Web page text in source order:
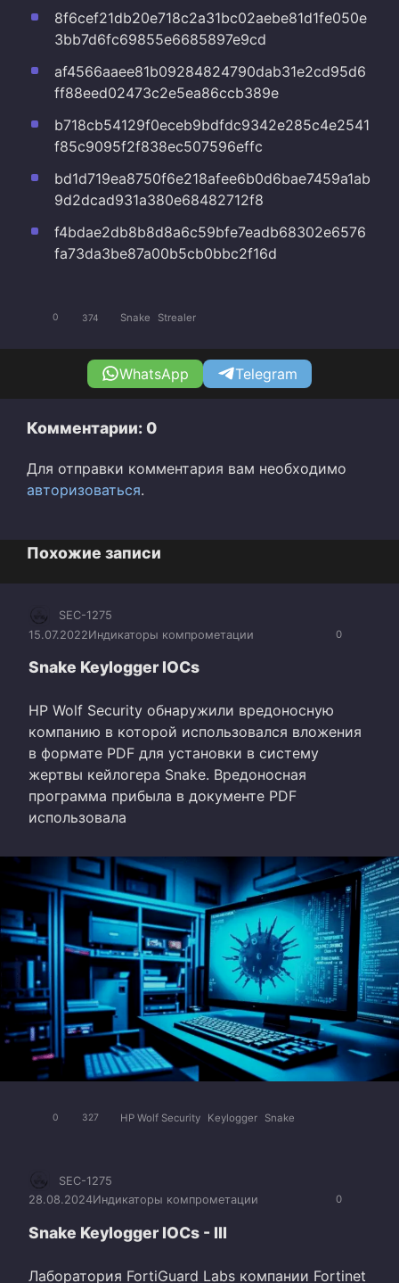
8f6cef21db20e718c2a31bc02aebe81d1fe050e
3bb7d6fc69855e6685897e9cd
af4566aaee81b09284824790dab31e2cd95d6
ff88eed02473c2e5ea86ccb389e
b718cb54129f0eceb9bdfdc9342e285c4e2541
f85c9095f2f838ec507596effc
bd1d719ea8750f6e218afee6b0d6bae7459a1ab
9d2dcad931a380e68482712f8
f4bdae2db8b8d8a6c59bfe7eadb68302e6576
fa73da3be87a00b5cb0bbc2f16d
0 374 Snake Strealer
WhatsApp Telegram
Комментарии: 0
Для отправки комментария вам необходимо
авторизоваться.
Похожие записи
0
SEC-1275
15.07.2022Индикаторы компрометации
Snake Keylogger IOCs
HP Wolf Security обнаружили вредоносную
компанию в которой использовался вложения
в формате PDF для установки в систему
жертвы кейлогера Snake. Вредоносная
программа прибыла в документе PDF
использовала
0 327 HP Wolf Security Keylogger Snake
0
SEC-1275
28.08.2024Индикаторы компрометации
Snake Keylogger IOCs - III
Лаборатория FortiGuard Labs компании Fortinet